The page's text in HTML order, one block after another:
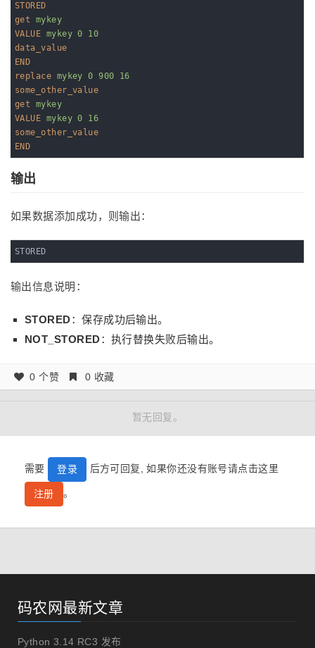
STORED
get
mykey
VALUE mykey 0 10
data_value
END
replace mykey 0 900 16
some_other_value
get
mykey
VALUE mykey 0 16
some_other_value
END
输出
如果数据添加成功，则输出：
STORED
输出信息说明：
STORED：保存成功后输出。
NOT_STORED：执行替换失败后输出。
0 个赞 0 收藏
暂无回复。
需要 登录 后方可回复, 如果你还没有账号请点击这里
注册 。
码农网最新文章
Python 3.14 RC3 发布